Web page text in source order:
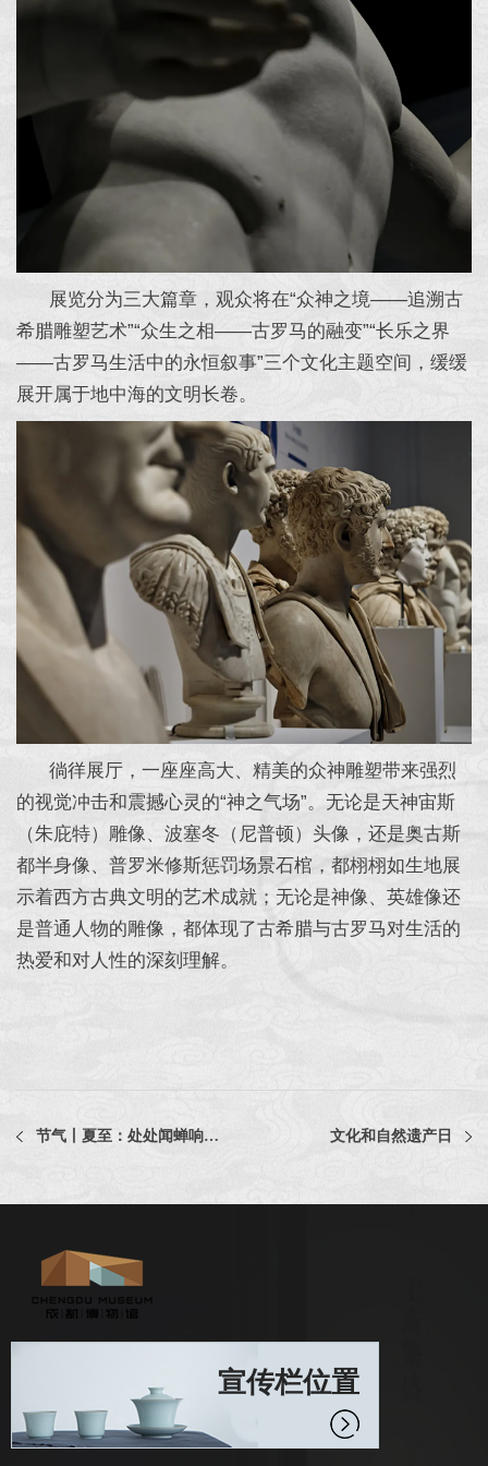
展览分为三大篇章，观众将在“众神之境——追溯古
希腊雕塑艺术”“众生之相——古罗马的融变”“长乐之界
——古罗马生活中的永恒叙事”三个文化主题空间，缓缓
展开属于地中海的文明长卷。
徜徉展厅，一座座高大、精美的众神雕塑带来强烈
的视觉冲击和震撼心灵的“神之气场”。无论是天神宙斯
（朱庇特）雕像、波塞冬（尼普顿）头像，还是奥古斯
都半身像、普罗米修斯惩罚场景石棺，都栩栩如生地展
示着西方古典文明的艺术成就；无论是神像、英雄像还
是普通人物的雕像，都体现了古希腊与古罗马对生活的
热爱和对人性的深刻理解。
节气丨夏至：处处闻蝉响，须知五月中 文化和自然遗产日
宣传栏位置